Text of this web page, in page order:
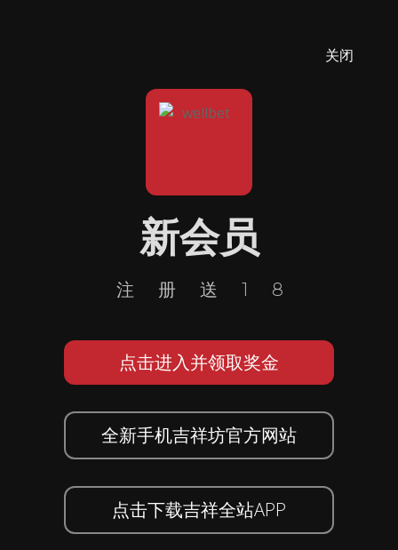
关闭
新会员
注册送18
点击进入并领取奖金
全新手机吉祥坊官方网站
点击下载吉祥全站APP